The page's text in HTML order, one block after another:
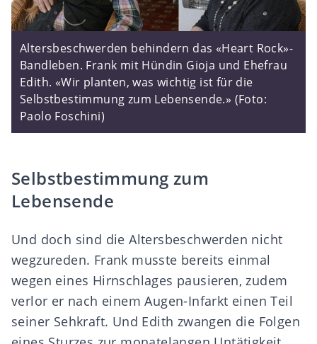
Altersbeschwerden behindern das «Heart Rock»-
Bandleben. Frank mit Hündin Gioja und Ehefrau
Edith. «Wir planten, was wichtig ist für die
Selbstbestimmung zum Lebensende.» (Foto:
Paolo Foschini)
Selbstbestimmung zum
Lebensende
Und doch sind die Altersbeschwerden nicht
wegzureden. Frank musste bereits einmal
wegen eines Hirnschlages pausieren, zudem
verlor er nach einem Augen-Infarkt einen Teil
seiner Sehkraft. Und Edith zwangen die Folgen